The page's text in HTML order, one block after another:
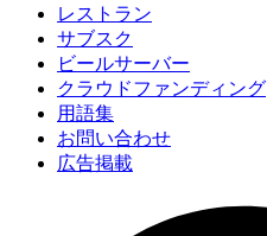
レストラン
サブスク
ビールサーバー
クラウドファンディング
用語集
お問い合わせ
広告掲載